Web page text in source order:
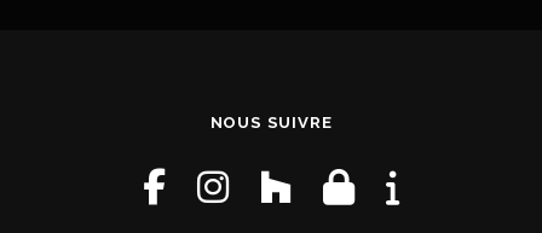
NOUS SUIVRE